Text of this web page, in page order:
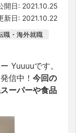
開日: 2021.10.25
新日: 2021.10.22
職・海外就職
Yuuuuです。
信中！ 今回の
ーパーや食品